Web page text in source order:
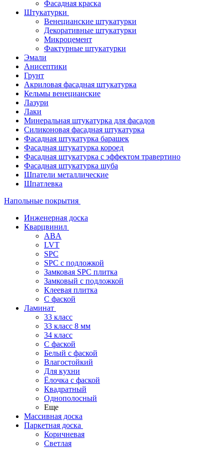
Фасадная краска
Штукатурки
Венецианские штукатурки
Декоративные штукатурки
Микроцемент
Фактурные штукатурки
Эмали
Анисептики
Грунт
Акриловая фасадная штукатурка
Кельмы венецианские
Лазури
Лаки
Минеральная штукатурка для фасадов
Силиконовая фасадная штукатурка
Фасадная штукатурка барашек
Фасадная штукатурка короед
Фасадная штукатурка с эффектом травертино
Фасадная штукатурка шуба
Шпатели металлические
Шпатлевка
Напольные покрытия
Инженерная доска
Кварцвинил
ABA
LVT
SPC
SPC с подложкой
Замковая SPC плитка
Замковый с подложкой
Клеевая плитка
С фаской
Ламинат
33 класс
33 класс 8 мм
34 класс
C фаской
Белый с фаской
Влагостойкий
Для кухни
Ёлочка с фаской
Квадратный
Однополосный
Еще
Массивная доска
Паркетная доска
Коричневая
Светлая